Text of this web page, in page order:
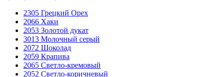
2305 Грецкий Орех
2066 Хаки
2053 Золотой дукат
3013 Молочный серый
2072 Шоколад
2059 Крапива
2065 Светло-кремовый
2052 Светло-коричневый